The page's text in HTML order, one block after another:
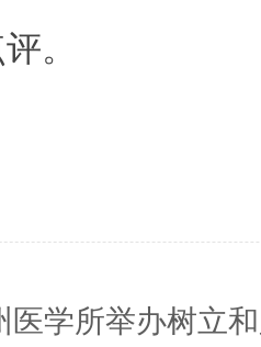
。
医学所举办树立